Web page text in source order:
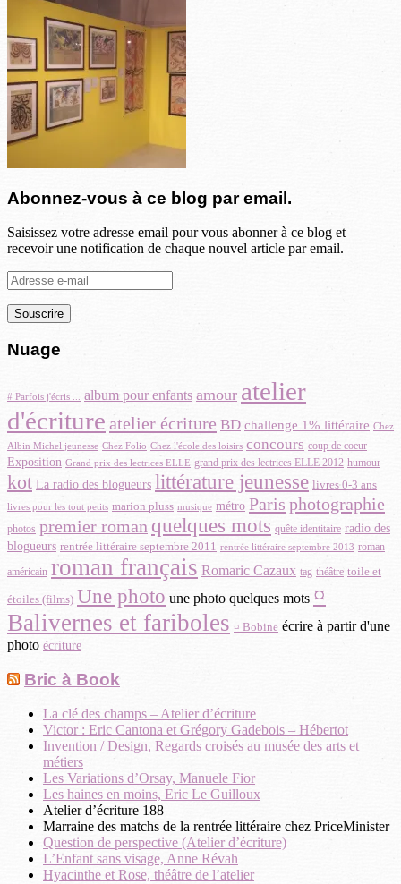
Abonnez-vous à ce blog par email.
Saisissez votre adresse email pour vous abonner à ce blog et
recevoir une notification de chaque nouvel article par email.
Adresse
e-
mail
Nuage
# Parfois j'écris ... album pour enfants amour atelier
d'écriture atelier écriture BD challenge 1% littéraire Chez
Albin Michel jeunesse Chez Folio Chez l'école des loisirs concours coup de coeur
Exposition Grand prix des lectrices ELLE grand prix des lectrices ELLE 2012 humour
kot La radio des blogueurs littérature jeunesse livres 0-3 ans
livres pour les tout petits marion pluss musique métro Paris photographie
photos premier roman quelques mots quête identitaire radio des
blogueurs rentrée littéraire septembre 2011 rentrée littéraire septembre 2013 roman
américain roman français Romaric Cazaux tag théâtre toile et
étoiles (films) Une photo une photo quelques mots ¤
Balivernes et fariboles ¤ Bobine écrire à partir d'une
photo écriture
Bric à Book
La clé des champs – Atelier d’écriture
Victor : Eric Cantona et Grégory Gadebois – Hébertot
Invention / Design, Regards croisés au musée des arts et
métiers
Les Variations d’Orsay, Manuele Fior
Les haines en moins, Eric Le Guilloux
Atelier d’écriture 188
Marraine des matchs de la rentrée littéraire chez PriceMinister
Question de perspective (Atelier d’écriture)
L’Enfant sans visage, Anne Révah
Hyacinthe et Rose, théâtre de l’atelier